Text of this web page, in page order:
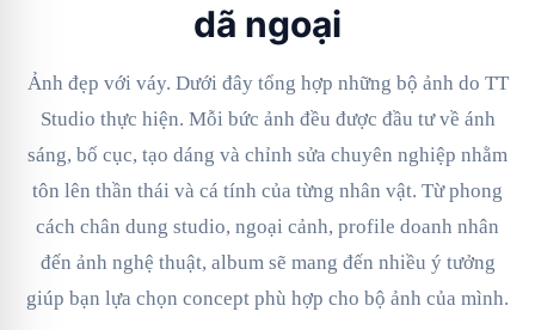
dã ngoại
Ảnh đẹp với váy. Dưới đây tổng hợp những bộ ảnh do TT
Studio thực hiện. Mỗi bức ảnh đều được đầu tư về ánh
sáng, bố cục, tạo dáng và chỉnh sửa chuyên nghiệp nhằm
tôn lên thần thái và cá tính của từng nhân vật. Từ phong
cách chân dung studio, ngoại cảnh, profile doanh nhân
đến ảnh nghệ thuật, album sẽ mang đến nhiều ý tưởng
giúp bạn lựa chọn concept phù hợp cho bộ ảnh của mình.